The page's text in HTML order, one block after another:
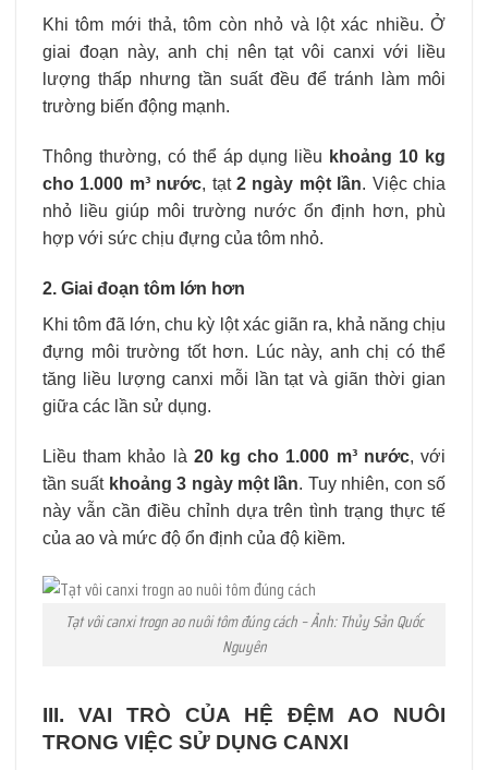
Khi tôm mới thả, tôm còn nhỏ và lột xác nhiều. Ở
giai đoạn này, anh chị nên tạt vôi canxi với liều
lượng thấp nhưng tần suất đều để tránh làm môi
trường biến động mạnh.
Thông thường, có thể áp dụng liều khoảng 10 kg
cho 1.000 m³ nước, tạt2 ngày một lần. Việc chia
nhỏ liều giúp môi trường nước ổn định hơn, phù
hợp với sức chịu đựng của tôm nhỏ.
2. Giai đoạn tôm lớn hơn
Khi tôm đã lớn, chu kỳ lột xác giãn ra, khả năng chịu
đựng môi trường tốt hơn. Lúc này, anh chị có thể
tăng liều lượng canxi mỗi lần tạt và giãn thời gian
giữa các lần sử dụng.
Liều tham khảo là 20 kg cho 1.000 m³ nước, với
tần suất khoảng 3 ngày một lần. Tuy nhiên, con số
này vẫn cần điều chỉnh dựa trên tình trạng thực tế
của ao và mức độ ổn định của độ kiềm.
Tạt vôi canxi trogn ao nuôi tôm đúng cách – Ảnh: Thủy Sản Quốc
Nguyên
III. VAI TRÒ CỦA HỆ ĐỆM AO NUÔI
TRONG VIỆC SỬ DỤNG CANXI